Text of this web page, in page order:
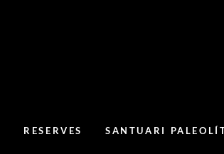
RESERVES SANTUARI